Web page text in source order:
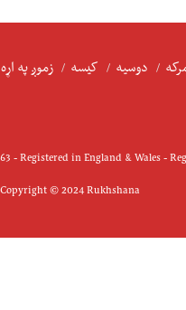
دوسیه کیسه زموږ په اړه
- Registered in England & Wales -
Copyright © 2024 Rukhshana